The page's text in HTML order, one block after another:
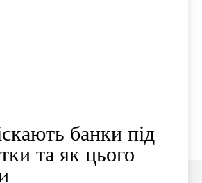
банки під
та як цього